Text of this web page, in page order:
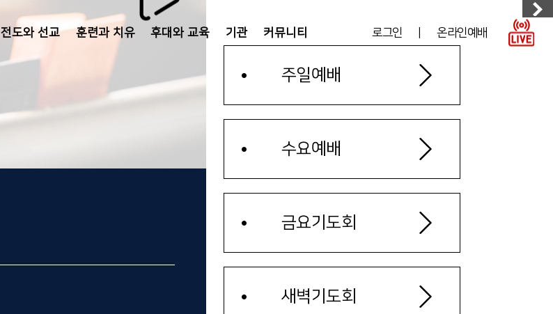
로그인 온라인예배
전도와 선교 훈련과 치유 후대와 교육 기관 커뮤니티
주일예배
수요예배
금요기도회
새벽기도회